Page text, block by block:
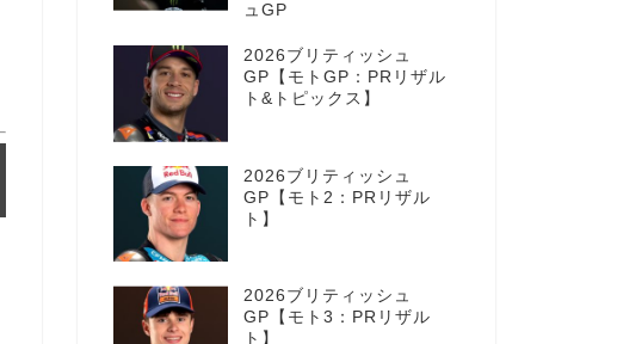
ュGP
2026ブリティッシュ
GP【モトGP：PRリザル
ト&トピックス】
2026ブリティッシュ
GP【モト2：PRリザル
ト】
2026ブリティッシュ
GP【モト3：PRリザル
ト】